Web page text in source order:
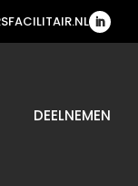
DEELNEMEN